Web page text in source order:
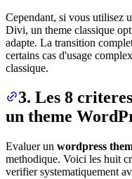
Cependant, si vous utilisez
Divi, un theme classique
adapte. La transition
certains cas d'usage
classique.
3. Les 8
un theme
Evaluer un wordpress
methodique. Voici les huit
verifier systematiquement